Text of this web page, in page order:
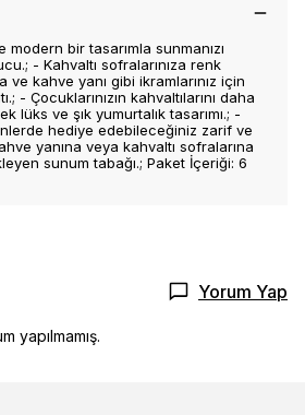
modern bir tasarımla sunmanızı
- Kahvaltı sofralarınıza renk
kahve yanı gibi ikramlarınız için
- Çocuklarınızın kahvaltılarını daha
lüks ve şık yumurtalık tasarımı.; -
hediye edebileceğiniz zarif ve
yanına veya kahvaltı sofralarına
sunum tabağı.; Paket İçeriği: 6
Yorum Yap
yapılmamış.